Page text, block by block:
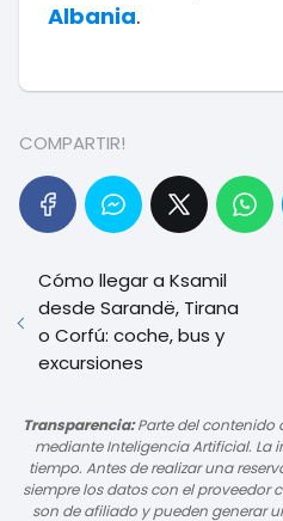
Albania.
COMPARTIR!
Cómo llegar a Ksamil
desde Sarandë, Tirana
o Corfú: coche, bus y
excursiones
Transparencia:Parte del contenido
mediante Inteligencia Artificial. La
tiempo. Antes de realizar una
siempre los datos con el proveedor
son de afiliado y pueden generar